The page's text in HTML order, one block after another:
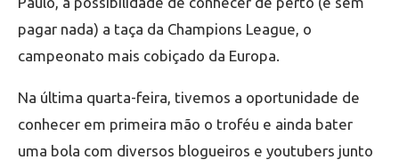
pagar nada) a taça da Champions League, o
campeonato mais cobiçado da Europa.
Na última quarta-feira, tivemos a oportunidade de
conhecer em primeira mão o troféu e ainda bater
uma bola com diversos blogueiros e youtubers junto